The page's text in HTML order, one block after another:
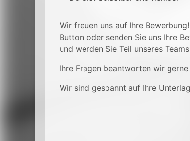
Wir freuen uns auf Ihre
Button oder senden Sie uns Ihre
und werden Sie Teil unseres Teams.
Ihre Fragen beantworten wir
Wir sind gespannt auf Ihre